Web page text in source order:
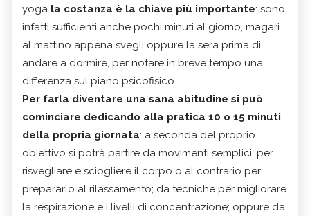
yoga la costanza è la chiave più importante: sono
infatti sufficienti anche pochi minuti al giorno, magari
al mattino appena svegli oppure la sera prima di
andare a dormire, per notare in breve tempo una
differenza sul piano psicofisico.
Per farla diventare una sana abitudine si può
cominciare dedicando alla pratica 10 o 15 minuti
della propria giornata: a seconda del proprio
obiettivo si potrà partire da movimenti semplici, per
risvegliare e sciogliere il corpo o al contrario per
prepararlo al rilassamento; da tecniche per migliorare
la respirazione e i livelli di concentrazione; oppure da